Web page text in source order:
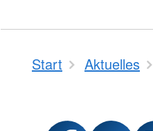
Start Aktuelles